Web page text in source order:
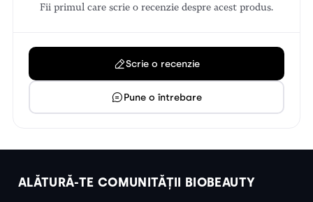
Fii primul care scrie o recenzie despre acest produs.
Scrie o recenzie
Pune o întrebare
ALĂTURĂ-TE COMUNITĂȚII BIOBEAUTY